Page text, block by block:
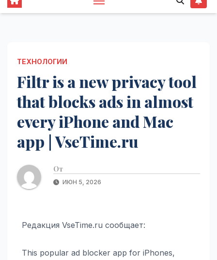
ТЕХНОЛОГИИ
Filtr is a new privacy tool
that blocks ads in almost
every iPhone and Mac
app | VseTime.ru
От
ИЮН 5, 2026
Редакция VseTime.ru сообщает:
This popular ad blocker app for iPhones,